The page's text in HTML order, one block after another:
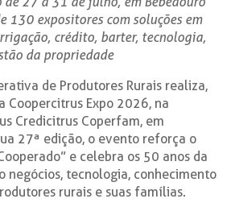
130 expositores com soluções em
crédito, barter, tecnologia,
da propriedade
de Produtores Rurais realiza,
Coopercitrus Expo 2026, na
Credicitrus Coperfam, em
27ª edição, o evento reforça o
e celebra os 50 anos da
negócios, tecnologia, conhecimento
rurais e suas famílias.